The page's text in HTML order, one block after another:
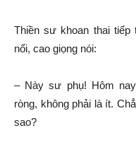
Thiền sư khoan thai
nổi, cao giọng nói:
– Này sư phụ! Hôm
ròng, không phải là ít.
sao?